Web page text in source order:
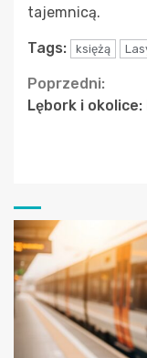
tajemnicą.
Tags: księżą
Continue
Reading
Poprzedni:
Lębork i